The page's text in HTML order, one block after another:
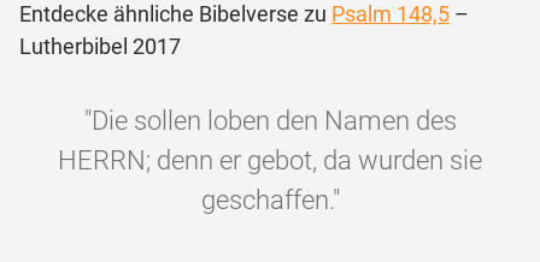
Entdecke ähnliche Bibelverse zu Psalm 148,5 –
Lutherbibel 2017
"Die sollen loben den Namen des
HERRN; denn er gebot, da wurden sie
geschaffen."